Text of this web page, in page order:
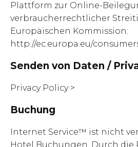
Plattform zur Online-
verbraucherrechtlicher
Europäischen Kommission:
http://ec.europa.eu/
Senden von Daten /
Privacy Policy >
Buchung
Internet Service™ ist nicht
Hotel Buchungen. Durch die